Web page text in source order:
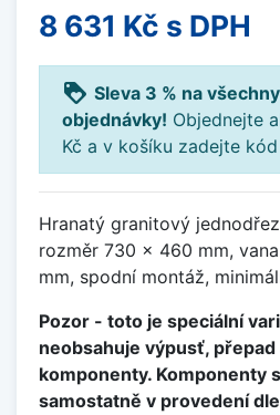
8 631 Kč s DPH
loyalty Sleva 3 % na
objednávky! Objednejte
Kč a v košíku zadejte kód
Hranatý granitový
rozměr 730 x 460 mm,
mm, spodní montáž,
Pozor - toto je speciální
neobsahuje výpusť,
komponenty. Komponenty
samostatně v provedení